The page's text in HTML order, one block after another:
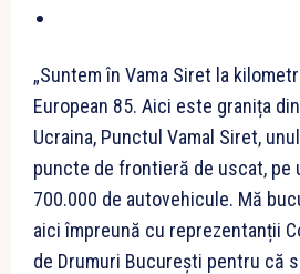
„Suntem în Vama Siret la
European 85. Aici este granița
Ucraina, Punctul Vamal Siret,
puncte de frontieră de uscat, pe
700.000 de autovehicule. Mă
aici împreună cu reprezentanții
de Drumuri București pentru că